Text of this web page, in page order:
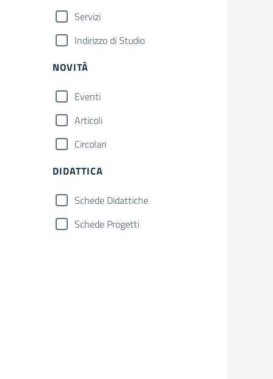
Servizi
Indirizzo di Studio
NOVITÀ
Eventi
Articoli
Circolari
DIDATTICA
Schede Didattiche
Schede Progetti